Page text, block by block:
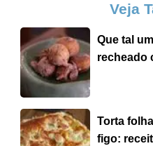
Veja
Que tal
recheado
Torta
figo: